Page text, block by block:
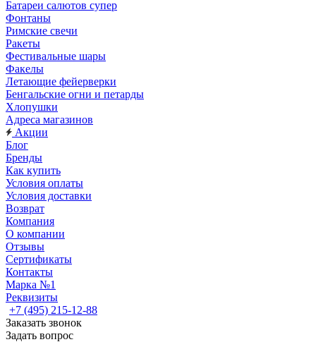
Батареи салютов супер
Фонтаны
Римские свечи
Ракеты
Фестивальные шары
Факелы
Летающие фейерверки
Бенгальские огни и петарды
Хлопушки
Адреса магазинов
Акции
Блог
Бренды
Как купить
Условия оплаты
Условия доставки
Возврат
Компания
О компании
Отзывы
Сертификаты
Контакты
Марка №1
Реквизиты
+7 (495) 215-12-88
Заказать звонок
Задать вопрос